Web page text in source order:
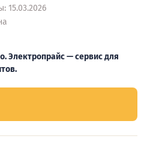
15.03.2026
Электропрайс — сервис для